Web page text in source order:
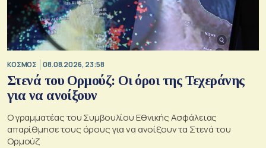
ΚΟΣΜΟΣ 08.08.2026, 23:58
Στενά του Ορμούζ: Οι όροι της Τεχεράνης
για να ανοίξουν
Ο γραμματέας του Συμβουλίου Εθνικής Ασφάλειας
απαρίθμησε τους όρους για να ανοίξουν τα Στενά του
Ορμούζ